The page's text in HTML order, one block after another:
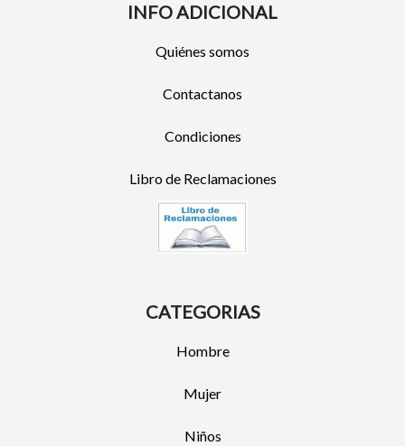
INFO ADICIONAL
Quiénes somos
Contactanos
Condiciones
Libro de Reclamaciones
CATEGORIAS
Hombre
Mujer
Niños